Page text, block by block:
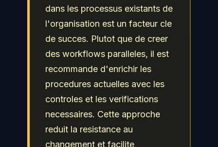
dans les processus existants de
l'organisation est un facteur cle
de succes. Plutot que de creer
des workflows paralleles, il est
recommande d'enrichir les
procedures actuelles avec les
controles et les verifications
necessaires. Cette approche
reduit la resistance au
changement et facilite